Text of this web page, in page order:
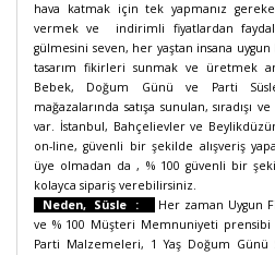
hava katmak için tek yapmanız
vermek ve indirimli fiyatlardan
gülmesini seven, her yaştan insana
tasarım fikirleri sunmak ve üretmek
Bebek, Doğum Günü ve Parti
mağazalarında satışa sunulan,
var. İstanbul, Bahçelievler ve
on-line, güvenli bir şekilde alışveriş
üye olmadan da , % 100 güvenli bir
kolayca sipariş verebilirsiniz.
Neden, Süsle :
Her zaman Uygun
ve % 100 Müşteri Memnuniyeti prensibi
Parti Malzemeleri, 1 Yaş Doğum